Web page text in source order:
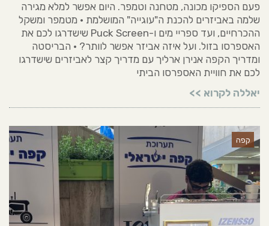
פעם הספיקו מכונה, מטחנה וטמפר. היום אפשר למלא מגירה
שלמה באביזרים להכנת ה"עוגייה" המושלמת • מטמפר ומשקל
ההכרחיים, ועד ספריי מים ו-Puck Screen שישדרגו לכם את
האספרסו בזול. ועל איזה אביזר אפשר לוותר? • הבריסטה
ומדריך הקפה אנירן ארליך עם מדריך קצר לאביזרים שישדרגו
לכם את חוויית האספרסו הביתי
יאללה לקרוא >>
קפה